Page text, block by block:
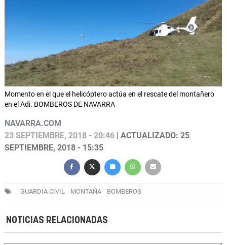
Momento en el que el helicóptero actúa en el rescate del montañero
en el Adi. BOMBEROS DE NAVARRA
NAVARRA.COM
23 SEPTIEMBRE, 2018 - 20:46 | ACTUALIZADO: 25
SEPTIEMBRE, 2018 - 15:35
GUARDIA CIVIL MONTAÑA BOMBEROS
NOTICIAS RELACIONADAS